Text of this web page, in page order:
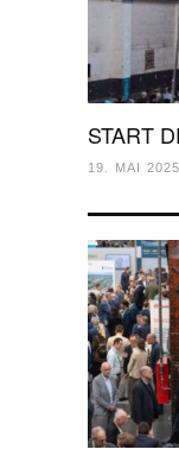
START
19. MAI 2025